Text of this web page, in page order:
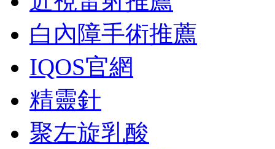
白內障手術推薦
IQOS官網
精靈針
聚左旋乳酸